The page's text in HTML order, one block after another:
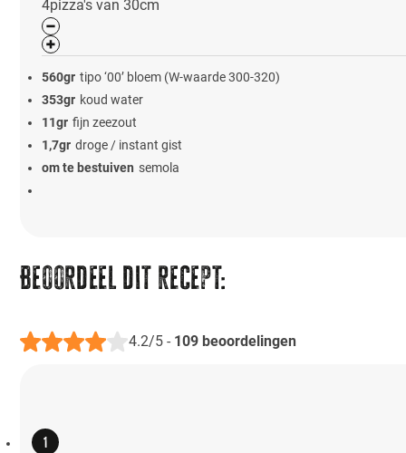
4pizza's van 30cm
560gr tipo ‘00’ bloem (W-waarde 300-320)
353gr koud water
11gr fijn zeezout
1,7gr droge / instant gist
om te bestuiven semola
Beoordeel dit recept:
4.2/5- 109beoordelingen